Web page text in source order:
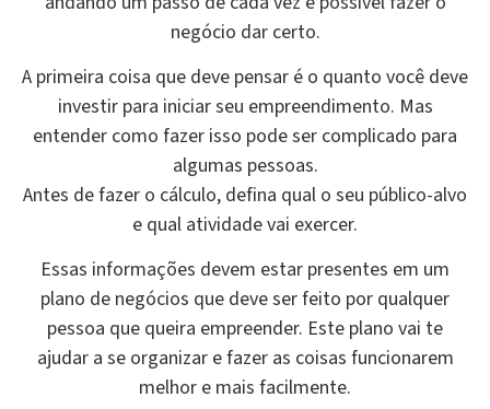
negócio dar certo.
A primeira coisa que deve pensar é o quanto você deve
investir para iniciar seu empreendimento. Mas
entender como fazer isso pode ser complicado para
algumas pessoas.
Antes de fazer o cálculo, defina qual o seu público-alvo
e qual atividade vai exercer.
Essas informações devem estar presentes em um
plano de negócios que deve ser feito por qualquer
pessoa que queira empreender. Este plano vai te
ajudar a se organizar e fazer as coisas funcionarem
melhor e mais facilmente.